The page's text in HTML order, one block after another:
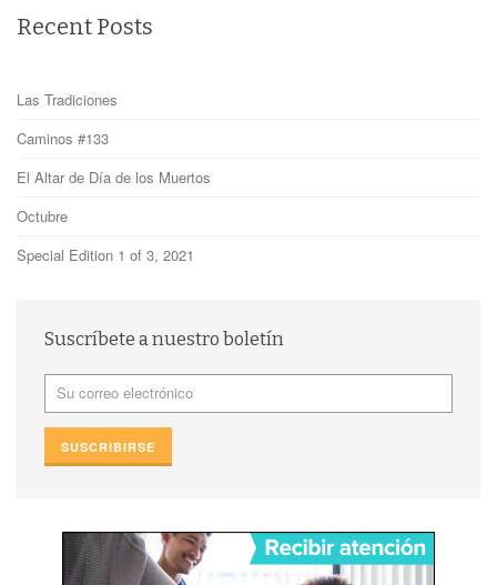
Recent Posts
Las Tradiciones
Caminos #133
El Altar de Día de los Muertos
Octubre
Special Edition 1 of 3, 2021
Suscríbete a nuestro boletín